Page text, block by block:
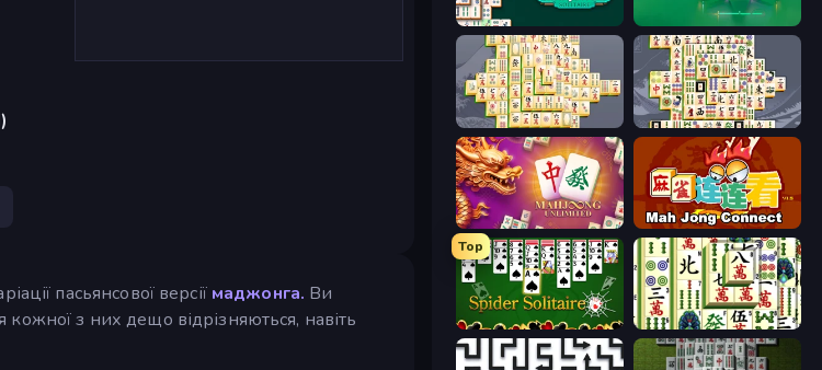
пасьянсової версії маджонга. Ви
кожної з них дещо відрізняються, навіть
Mahjongg Solitaire Piles of Mahjong
Mahjong Online Mahjong Titans
Mahjong Unlimited Mahjong Connect (Legacy)
Top
Spider Solitaire Mahjong Shanghai